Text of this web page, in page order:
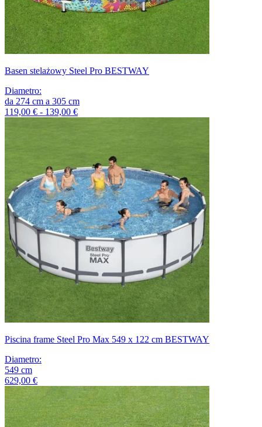
Basen stelażowy Steel Pro BESTWAY
Diametro:
da 274 cm a 305 cm
119,00 € - 139,00 €
Piscina frame Steel Pro Max 549 x 122 cm BESTWAY
Diametro:
549 cm
629,00 €